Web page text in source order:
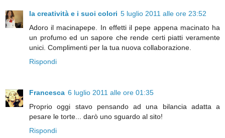
la creatività e i suoi colori 5 luglio 2011 alle ore 23:52
Adoro il macinapepe. In effetti il pepe appena macinato ha
un profumo ed un sapore che rende certi piatti veramente
unici. Complimenti per la tua nuova collaborazione.
Rispondi
Francesca 6 luglio 2011 alle ore 01:35
Proprio oggi stavo pensando ad una bilancia adatta a
pesare le torte... darò uno sguardo al sito!
Rispondi